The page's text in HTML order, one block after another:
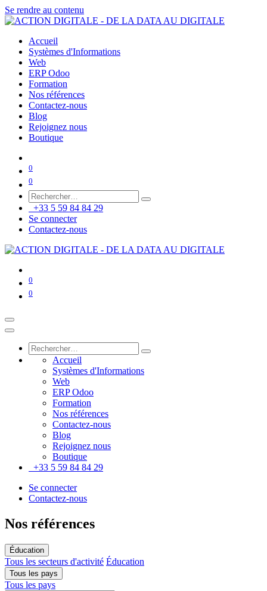
Se rendre au contenu
Accueil
Systèmes d'Informations
Web
ERP Odoo
Formation
Nos références
Contactez-nous
Blog
Rejoignez nous
Boutique
0
0
+33 5 59 84 84 29
Se connecter
Contactez-nous
0
0
Accueil
Systèmes d'Informations
Web
ERP Odoo
Formation
Nos références
Contactez-nous
Blog
Rejoignez nous
Boutique
+33 5 59 84 84 29
Se connecter
Contactez-nous
Nos références
Éducation
Tous les secteurs d'activité Éducation
Tous les pays
Tous les pays